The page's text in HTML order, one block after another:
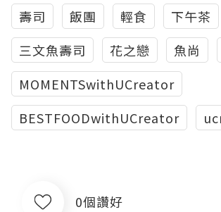
壽司 飯團 輕食 下午茶
三文魚壽司
花之戀 魚尚
MOMENTSwithUCreator
BESTFOODwithUCreator
0個讚好